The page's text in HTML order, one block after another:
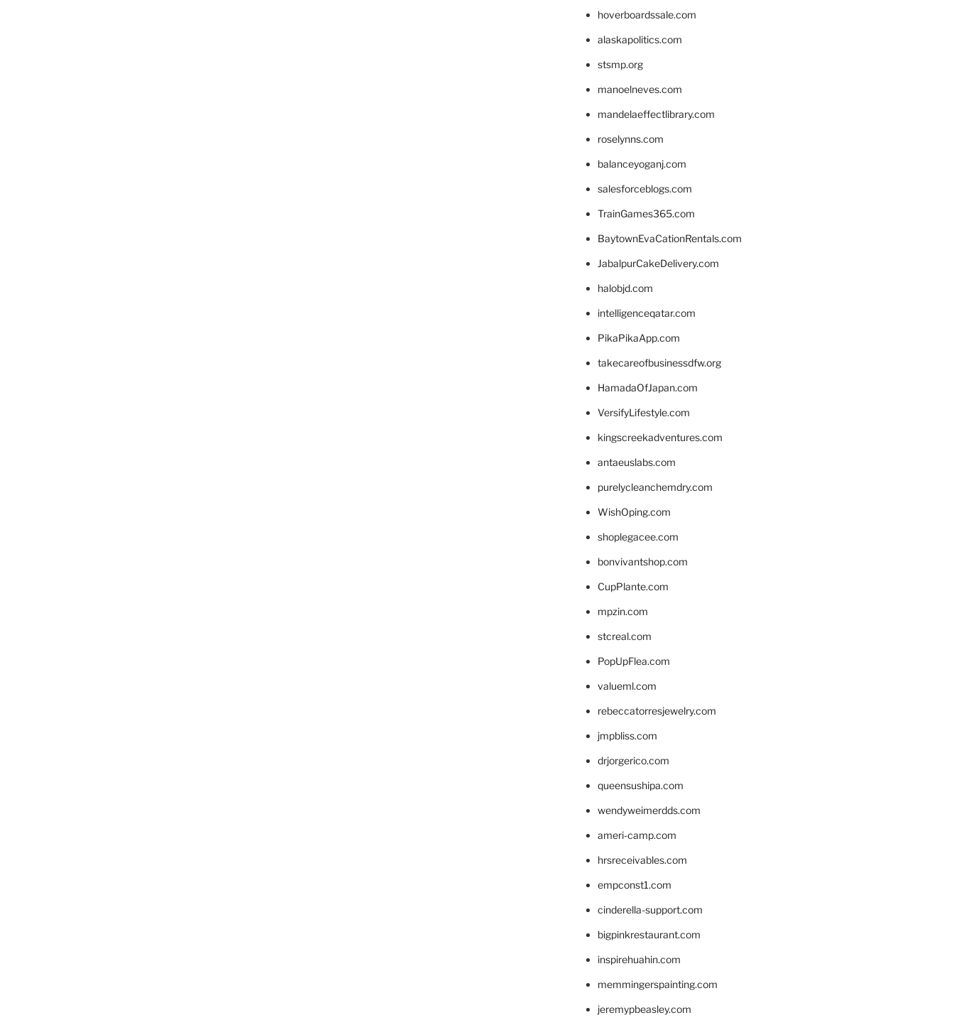
hoverboardssale.com
alaskapolitics.com
stsmp.org
manoelneves.com
mandelaeffectlibrary.com
roselynns.com
balanceyoganj.com
salesforceblogs.com
TrainGames365.com
BaytownEvaCationRentals.com
JabalpurCakeDelivery.com
halobjd.com
intelligenceqatar.com
PikaPikaApp.com
takecareofbusinessdfw.org
HamadaOfJapan.com
VersifyLifestyle.com
kingscreekadventures.com
antaeuslabs.com
purelycleanchemdry.com
WishOping.com
shoplegacee.com
bonvivantshop.com
CupPlante.com
mpzin.com
stcreal.com
PopUpFlea.com
valueml.com
rebeccatorresjewelry.com
jmpbliss.com
drjorgerico.com
queensushipa.com
wendyweimerdds.com
ameri-camp.com
hrsreceivables.com
empconst1.com
cinderella-support.com
bigpinkrestaurant.com
inspirehuahin.com
memmingerspainting.com
jeremypbeasley.com